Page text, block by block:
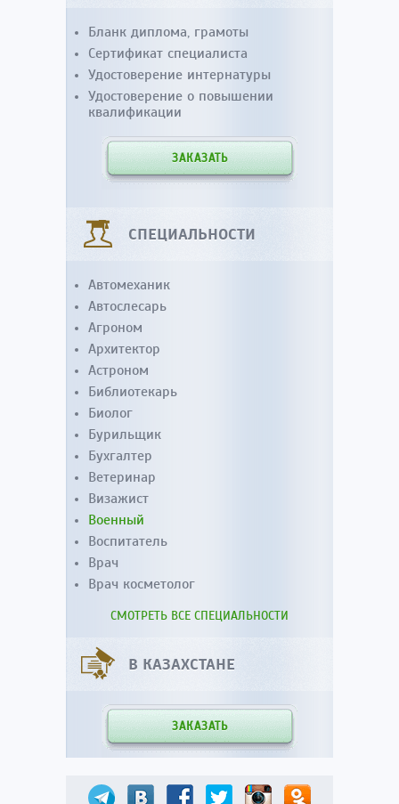
Бланк диплома, грамоты
Сертификат специалиста
Удостоверение интернатуры
Удостоверение о повышении
квалификации
ЗАКАЗАТЬ
СПЕЦИАЛЬНОСТИ
Автомеханик
Автослесарь
Агроном
Архитектор
Астроном
Библиотекарь
Биолог
Бурильщик
Бухгалтер
Ветеринар
Визажист
Военный
Воспитатель
Врач
Врач косметолог
СМОТРЕТЬ ВСЕ СПЕЦИАЛЬНОСТИ
В КАЗАХСТАНЕ
ЗАКАЗАТЬ